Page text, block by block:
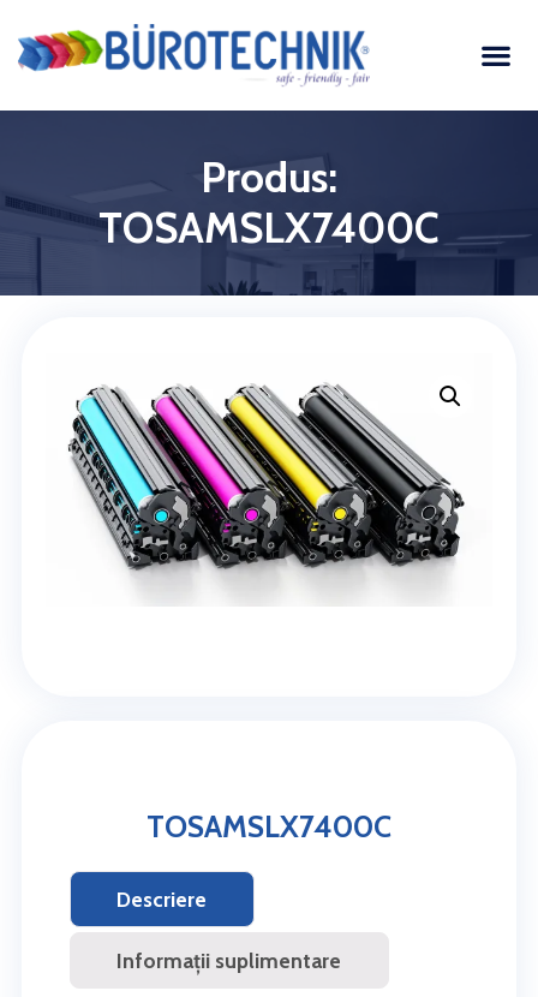
Produs:
TOSAMSLX7400C
TOSAMSLX7400C
Descriere
Informații suplimentare